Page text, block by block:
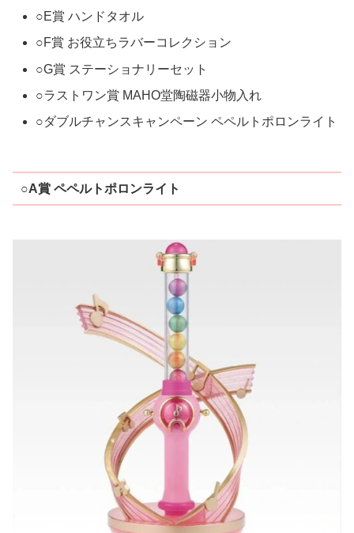
○E賞 ハンドタオル
○F賞 お役立ちラバーコレクション
○G賞 ステーショナリーセット
○ラストワン賞 MAHO堂陶磁器小物入れ
○ダブルチャンスキャンペーン ペペルトポロンライト
○A賞 ペペルトポロンライト